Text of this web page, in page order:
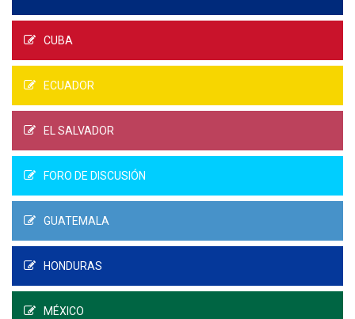
CUBA
ECUADOR
EL SALVADOR
FORO DE DISCUSIÓN
GUATEMALA
HONDURAS
MÉXICO